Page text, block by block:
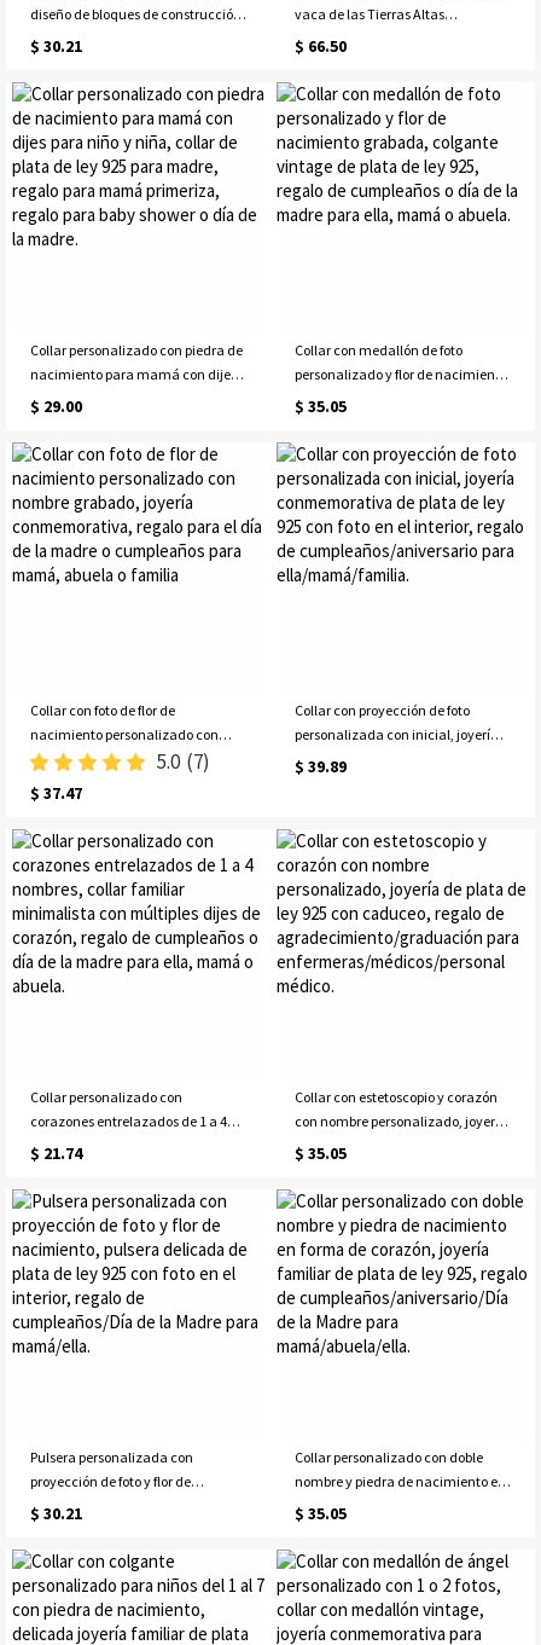
diseño de bloques de construcción
y foto, organizador de escritorio
oficina/estudio, regalo para el Día
del Padre/Día de la
Madre/Cumpleaños para
papá/mamá/familia.
$ 30.21
vaca de las Tierras Altas
personalizada con nombre, tabla
occidental con ranura para jugo y
orificio para colgar, regalo de
inauguración de casa para
mamá/ella.
$ 66.50
Collar personalizado con piedra de
nacimiento para mamá con dijes
para niño y niña, collar de plata de
mamá primeriza, regalo para baby
shower o día de la madre.
$ 29.00
Collar con medallón de foto
personalizado y flor de nacimiento
grabada, colgante vintage de plata
día de la madre para ella, mamá o
abuela.
$ 35.05
Collar con foto de flor de
nacimiento personalizado con
nombre grabado, joyería
conmemorativa, regalo para el día
de la madre o cumpleaños para
mamá, abuela o familia
5.0 (7)
$ 37.47
Collar con proyección de foto
personalizada con inicial, joyería
conmemorativa de plata de ley
ella/mamá/familia.
$ 39.89
Collar personalizado con
corazones entrelazados de 1 a 4
nombres, collar familiar
corazón, regalo de cumpleaños o
día de la madre para ella, mamá o
abuela.
$ 21.74
Collar con estetoscopio y corazón
con nombre personalizado, joyería
de plata de ley 925 con caduceo,
agradecimiento/graduación para
enfermeras/médicos/personal
médico.
$ 35.05
Pulsera personalizada con
proyección de foto y flor de
nacimiento, pulsera delicada de
interior, regalo de cumpleaños/Día
de la Madre para mamá/ella.
$ 30.21
Collar personalizado con doble
nombre y piedra de nacimiento en
forma de corazón, joyería familiar
cumpleaños/aniversario/Día de la
Madre para mamá/abuela/ella.
$ 35.05